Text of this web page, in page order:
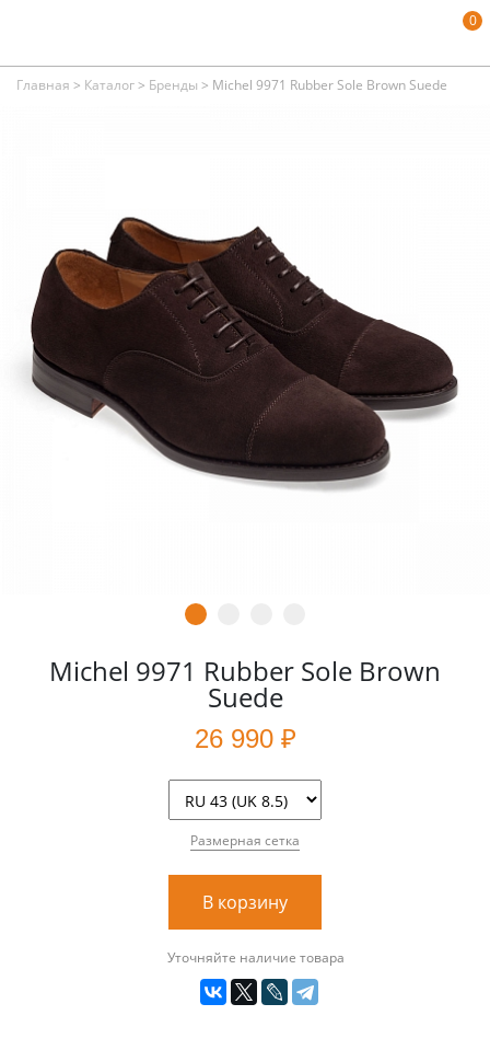
0
Главная > Каталог> Бренды > Michel 9971 Rubber Sole Brown Suede
Michel 9971 Rubber Sole Brown
Suede
26 990 ₽
Размерная сетка
В корзину
Уточняйте наличие товара